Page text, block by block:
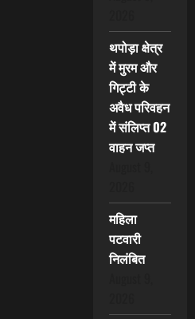
थपोड़ा क्षेत्र
में मुरम और
गिट्टी के
अवैध परिवहन
में संलिप्त 02
वाहन जप्त
महिला
पटवारी
निलंबित